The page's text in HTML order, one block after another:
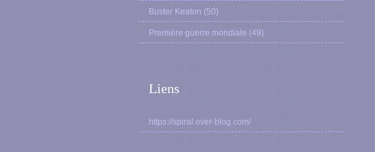
Buster Keaton (50)
Première guerre mondiale (49)
Liens
https://spiral.over-blog.com/